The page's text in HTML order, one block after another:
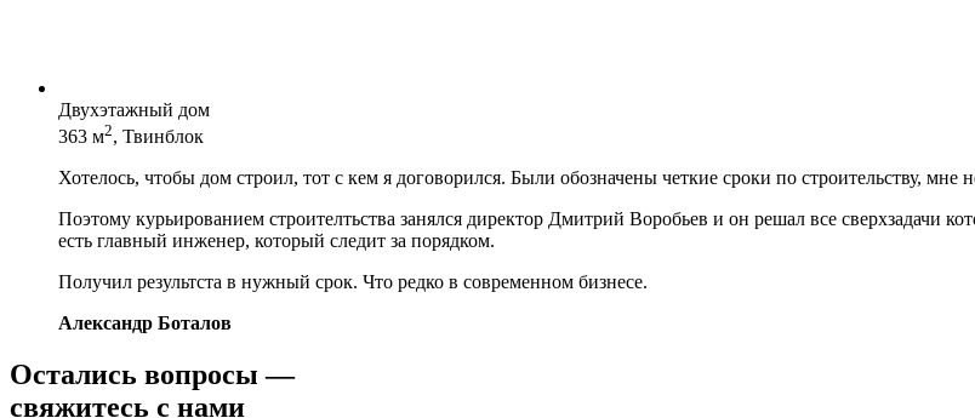
Двухэтажный дом
363 м2, Твинблок
Хотелось, чтобы дом строил, тот с кем я договорился. Были обозначены четкие сроки по строительству, мне
Поэтому курьированием строителтьства занялся директор Дмитрий Воробьев и он решал все сверхзадачи
есть главный инженер, который следит за порядком.
Получил результста в нужный срок. Что редко в современном бизнесе.
Александр Боталов
Остались вопросы —
свяжитесь с нами